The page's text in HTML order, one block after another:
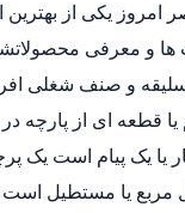
امروز یکی از بهترین
ها و معرفی
و صنف شغلی
یا قطعه ای از پارچه
یا یک پیام است یک
مربع یا مستطیل